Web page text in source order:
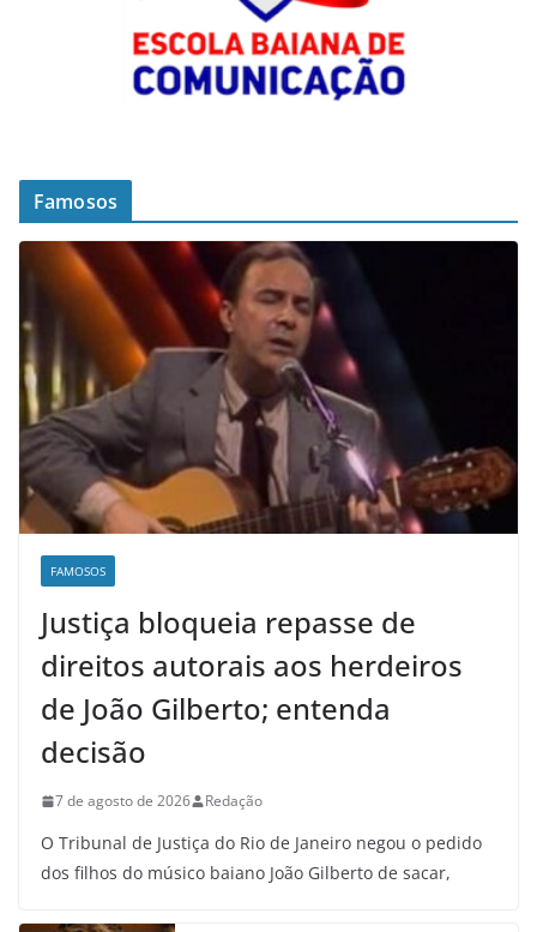
Famosos
FAMOSOS
Justiça bloqueia repasse de
direitos autorais aos herdeiros
de João Gilberto; entenda
decisão
7 de agosto de 2026 Redação
O Tribunal de Justiça do Rio de Janeiro negou o pedido
dos filhos do músico baiano João Gilberto de sacar,